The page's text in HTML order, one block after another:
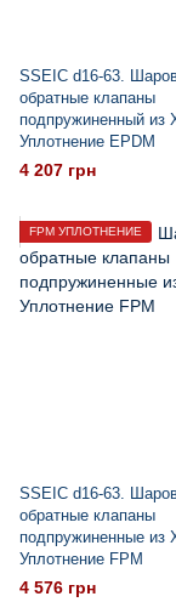
SSEIC d16-63.
обратные клапаны
подпружиненный из
Уплотнение EPDM
4 207 грн
FPM УПЛОТНЕНИЕ
SSEIC d16-63.
обратные клапаны
подпружиненные из
Уплотнение FPM
4 576 грн